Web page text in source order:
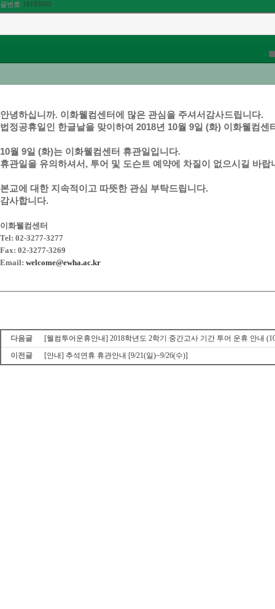
글번호 18193205
안녕하십니까. 이화웰컴센터에 많은 관심을 주셔서 감사드립니다.
법정공휴일인
한글날을 맞이하여 2018년 10월 9일 (화) 이화웰컴센
10월 9일 (화)는 이화웰컴센터 휴관일입니다.
휴관일을 유의하셔서 , 투어 및 도슨트 예약에 차질이 없으시길 바랍
본교에 대한 지속적이고 따뜻한 관심 부탁드립니다.
감사합니다.
이화웰컴센터
Tel: 02-3277-3277
Fax: 02-3277-3269
Email: welcome@ewha.ac.kr
다음글
[웰컴투어운휴안내] 2018학년도 2학기 중간고사 기간 투어 운휴 안내
이전글
[안내] 추석연휴 휴관안내 [9/21(일)~9/26(수)]